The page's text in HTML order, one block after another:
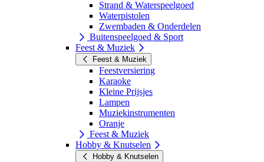
Strand & Waterspeelgoed
Waterpistolen
Zwembaden & Onderdelen
Buitenspeelgoed & Sport
Feest & Muziek
Feest & Muziek
Feestversiering
Karaoke
Kleine Prijsjes
Lampen
Muziekinstrumenten
Oranje
Feest & Muziek
Hobby & Knutselen
Hobby & Knutselen